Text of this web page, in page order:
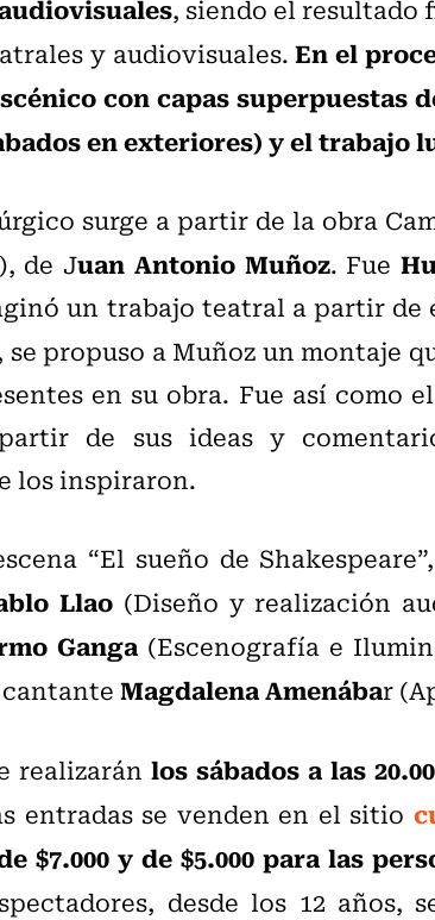
, siendo el
y audiovisuales.En el
con capas superpuestas
en exteriores) y el trabajo
surge a partir de la obra
de Juan Antonio Muñoz. Fue
un trabajo teatral a partir
se propuso a Muñoz un montaje
en su obra. Fue así como
de sus ideas y
los inspiraron.
“El sueño de
Llao (Diseño y realización
Ganga(Escenografía e
Magdalena Amenábar
realizaránlos sábados a las
entradas se venden en el sitio
$7.000 y de $5.000 para las
desde los 12 años,